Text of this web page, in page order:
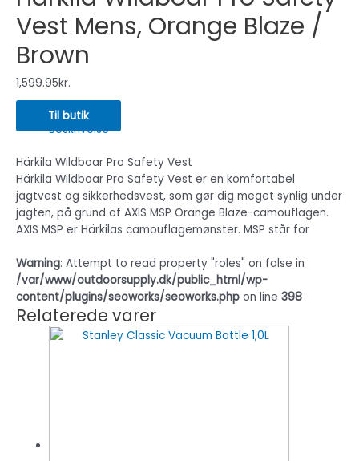
Vest Mens, Orange Blaze /
Brown
1,599.95kr.
Til butik
Beskrivelse
Härkila Wildboar Pro Safety Vest
Härkila Wildboar Pro Safety Vest er en komfortabel
jagtvest og sikkerhedsvest, som gør dig meget synlig under
jagten, på grund af AXIS MSP Orange Blaze-camouflagen.
AXIS MSP er Härkilas camouflagemønster. MSP står for
Warning: Attempt to read property "roles" on false in
/var/www/outdoorsupply.dk/public_html/wp-
content/plugins/seoworks/seoworks.php on line 398
Relaterede varer